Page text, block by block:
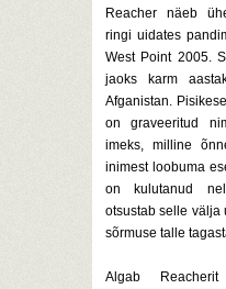
Reacher näeb
ringi uidates
West Point 2005.
jaoks karm
Afganistan.
on graveeritud
imeks, milline
inimest loobuma
on kulutanud
otsustab selle välja
sõrmuse talle
Algab